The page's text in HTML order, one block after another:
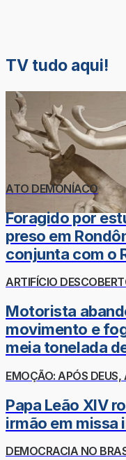
TV tudo aqui!
ATO DEMONÍACO
Foragido por
preso em
conjunta com o
ARTIFÍCIO
Motorista
movimento e
meia tonelada
EMOÇÃO: APÓS DEUS,
Papa Leão XIV
irmão em missa
DEMOCRACIA NO